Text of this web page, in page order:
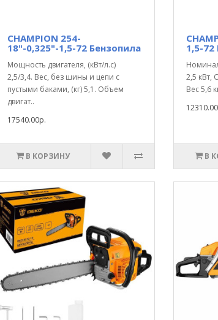
CHAMPION 254-
18"-0,325"-1,5-72 Бензопила
Мощность двигателя, (кВт/л.с)
2,5/3,4. Вес, без шины и цепи с
пустыми баками, (кг) 5,1. Объем
двигат..
17540.00р.
В КОРЗИНУ
1,5-72
2,5 кВт,
Вес 5,6
В